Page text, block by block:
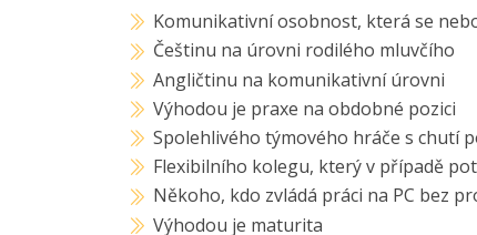
Komunikativní osobnost, která se
Češtinu na úrovni rodilého mluvčího
Angličtinu na komunikativní úrovni
Výhodou je praxe na obdobné pozici
Spolehlivého týmového hráče s chutí
Flexibilního kolegu, který v případě
Někoho, kdo zvládá práci na PC bez
Výhodou je maturita